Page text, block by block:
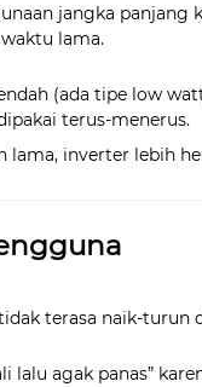
jangka panjang
lama.
(ada tipe low
terus-menerus.
lama, inverter lebih
terasa naik-turun
lalu agak panas”